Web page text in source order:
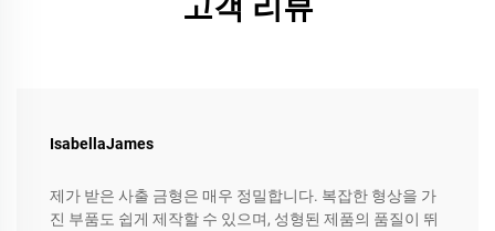
IsabellaJames
제가 받은 사출 금형은 매우 정밀합니다. 복잡한 형상을 가
진 부품도 쉽게 제작할 수 있으며, 성형된 제품의 품질이 뛰